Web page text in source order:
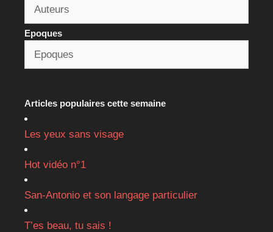
Epoques
Articles populaires cette semaine
Les yeux sans visage
Hot vidéo n°1
San-Antonio et son langage particulier
T’es beau, tu sais !